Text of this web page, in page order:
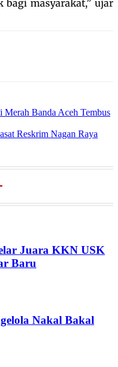
bagi masyarakat,” ujar
Merah Banda Aceh Tembus
Reskrim Nagan Raya
Juara KKN USK
Baru
Nakal Bakal